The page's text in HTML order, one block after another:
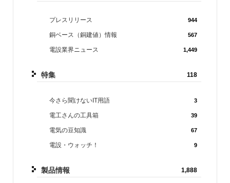
プレスリリース 944
銅ベース（銅建値）情報 567
電設業界ニュース 1,449
特集 118
今さら聞けないIT用語 3
電工さんの工具箱 39
電気の豆知識 67
電設・ウォッチ！ 9
製品情報 1,888